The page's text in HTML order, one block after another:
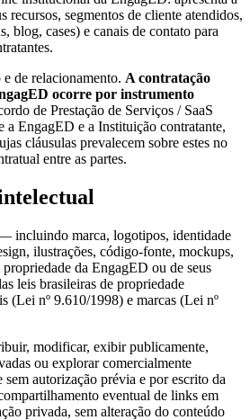
recursos, segmentos de cliente atendidos,
blog, cases) e canais de contato para
de relacionamento. A contratação
ocorre por instrumento
de Prestação de Serviços / SaaS
a EngagED e a Instituição contratante,
cláusulas prevalecem sobre estes no
entre as partes.
incluindo marca, logotipos, identidade
ilustrações, código-fonte, mockups,
da EngagED ou de seus
leis brasileiras de propriedade
(Lei nº 9.610/1998) e marcas (Lei nº
modificar, exibir publicamente,
ou explorar comercialmente
autorização prévia e por escrito da
eventual de links em
privada, sem alteração do conteúdo